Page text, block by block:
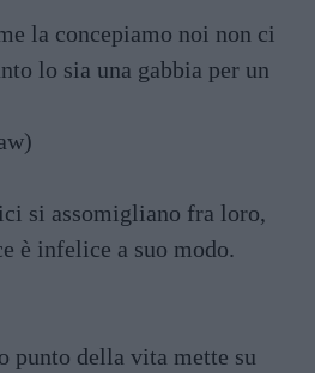
la concepiamo noi non ci
lo sia una gabbia per un
si assomigliano fra loro,
è infelice a suo modo.
punto della vita mette su